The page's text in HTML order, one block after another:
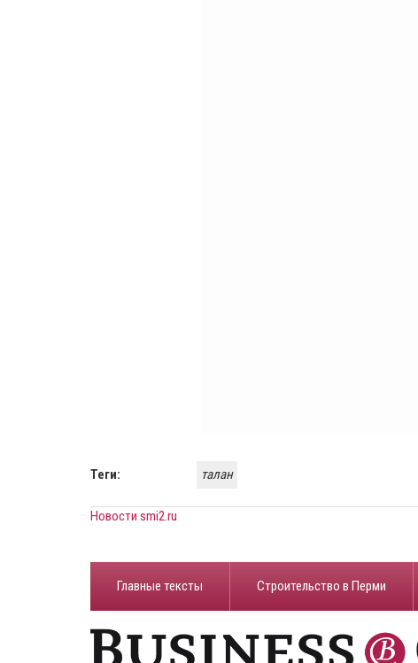
Теги: талан
Новости smi2.ru
Главные тексты Строительство в Перми